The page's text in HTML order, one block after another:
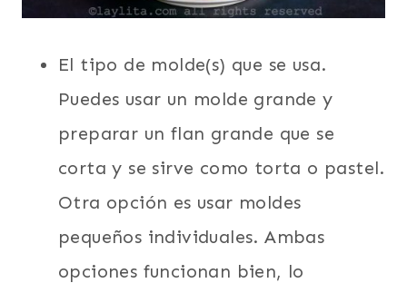
El tipo de molde(s) que se usa.
Puedes usar un molde grande y
preparar un flan grande que se
corta y se sirve como torta o pastel.
Otra opción es usar moldes
pequeños individuales. Ambas
opciones funcionan bien, lo